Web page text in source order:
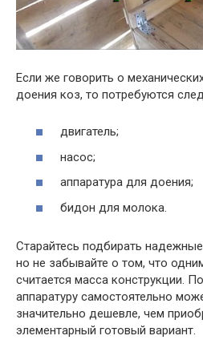
Если же говорить о
доения коз, то потребуются
двигатель;
насос;
аппаратура для доения;
бидон для молока.
Старайтесь подбирать
но не забывайте о том, что
считается масса конструкции.
аппаратуру самостоятельно
значительно дешевле, чем
элементарный готовый вариант.